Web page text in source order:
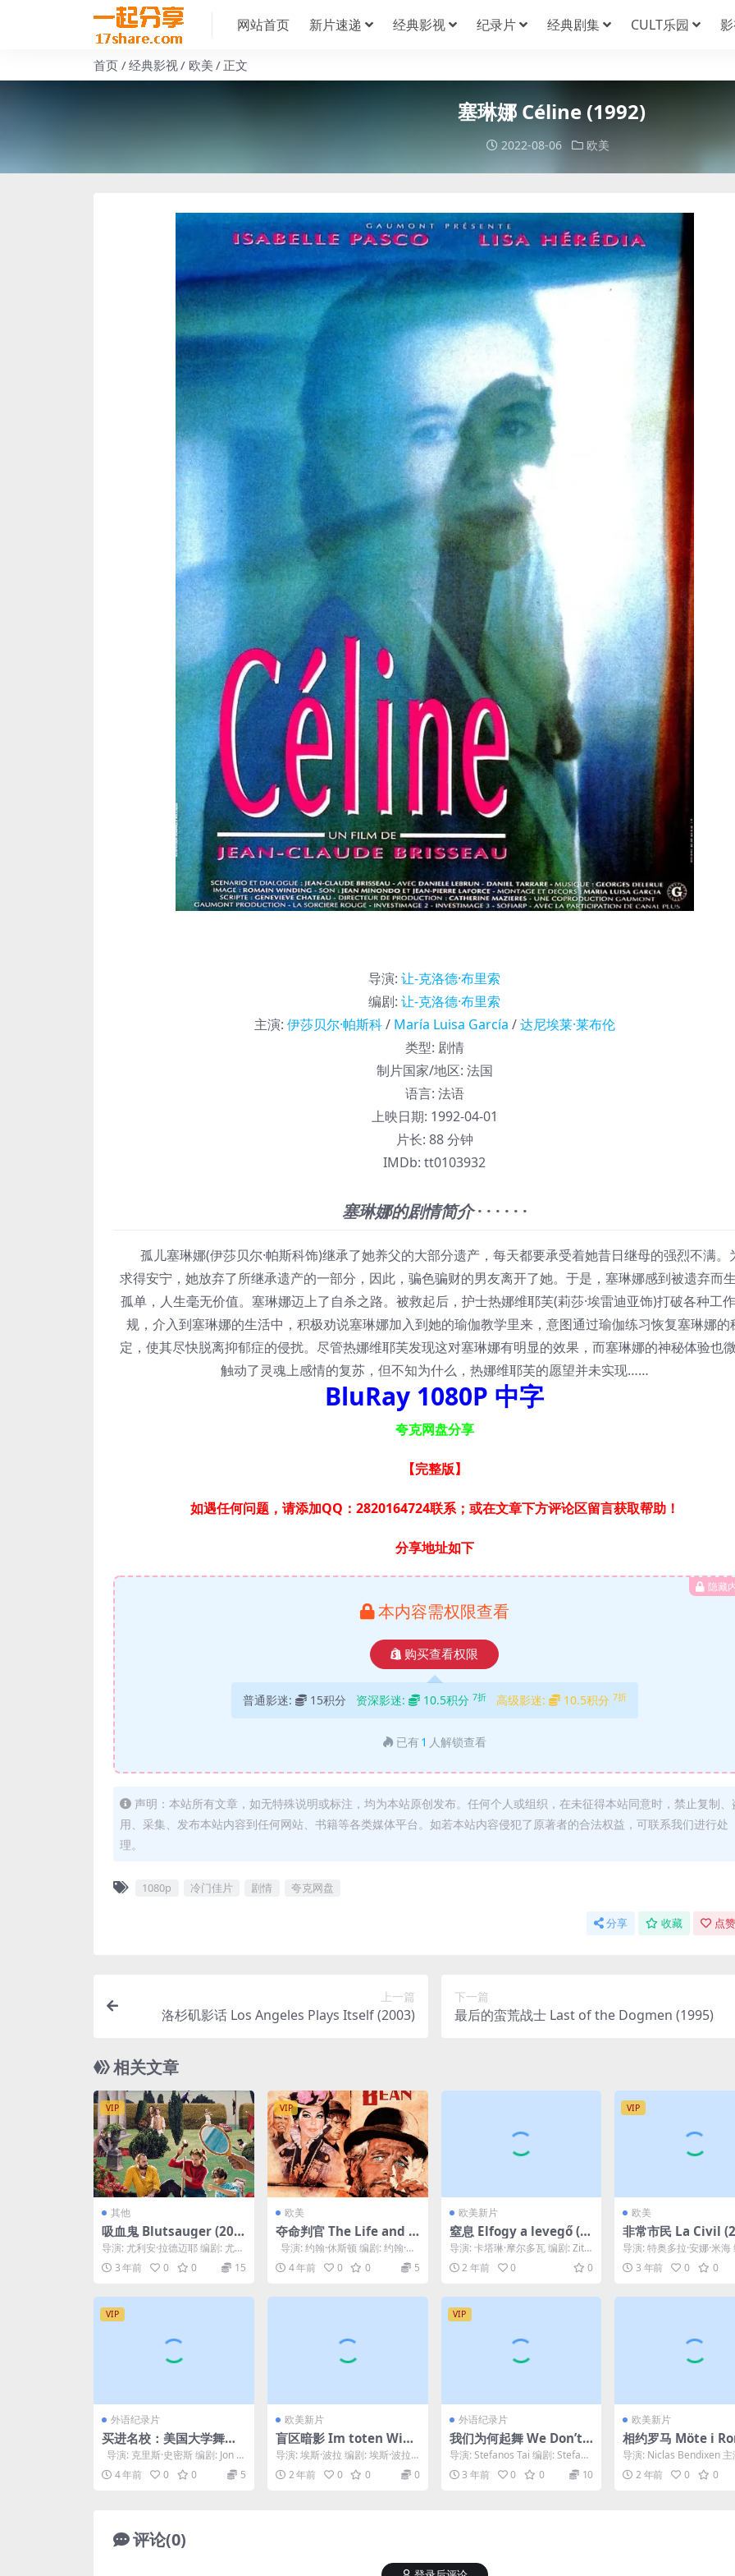
网站首页 新片速递 经典影视 纪录片 经典剧集 CULT乐园
首页 经典影视 欧美 正文
塞琳娜 Céline (1992)
2022-08-06 欧美
导演: 让-克洛德·布里索
编剧: 让-克洛德·布里索
主演: 伊莎贝尔·帕斯科/ María Luisa García /达尼埃莱·莱布伦
类型: 剧情
制片国家/地区: 法国
语言: 法语
上映日期: 1992-04-01
片长: 88 分钟
IMDb: tt0103932
塞琳娜的剧情简介· · · · · ·
孤儿塞琳娜(伊莎贝尔·帕斯科饰)继承了她养父的大部分遗产，每天都要承受着她昔日继母的强烈不满。
求得安宁，她放弃了所继承遗产的一部分，因此，骗色骗财的男友离开了她。于是，塞琳娜感到被遗弃而
孤单，人生毫无价值。塞琳娜迈上了自杀之路。被救起后，护士热娜维耶芙(莉莎·埃雷迪亚饰)打破各种工
规，介入到塞琳娜的生活中，积极劝说塞琳娜加入到她的瑜伽教学里来，意图通过瑜伽练习恢复塞琳娜的
定，使其尽快脱离抑郁症的侵扰。尽管热娜维耶芙发现这对塞琳娜有明显的效果，而塞琳娜的神秘体验也
触动了灵魂上感情的复苏，但不知为什么，热娜维耶芙的愿望并未实现……
BluRay 1080P 中字
夸克网盘分享
【完整版】
如遇任何问题，请添加QQ：2820164724联系；或在文章下方评论区留言获取帮助！
分享地址如下
隐藏
本内容需权限查看
购买查看权限
普通影迷: 15积分 资深影迷: 10.5积分 7折 高级影迷: 10.5积分 7折
已有 1 人解锁查看
声明：本站所有文章，如无特殊说明或标注，均为本站原创发布。任何个人或组织，在未征得本站同意时，禁止复制、
用、采集、发布本站内容到任何网站、书籍等各类媒体平台。如若本站内容侵犯了原著者的合法权益，可联系我们进行处
理。
1080p 冷门佳片 剧情 夸克网盘
分享 收藏 点
上一篇
洛杉矶影话 Los Angeles Plays Itself (2003)
下一篇
最后的蛮荒战士 Last of the Dogmen (1995)
相关文章
VIP
其他
吸血鬼 Blutsauger (202
1)
导演: 尤利安·拉德迈耶 编剧: 尤利
安·拉德迈耶 主演: 亚历山大·科贝
里泽 ...
3 年前 0 0 15
VIP
欧美
夺命判官 The Life and T
imes of Judge Roy Bea
n (1972)
导演: 约翰·休斯顿 编剧: 约翰·米
利厄斯 主演: 保罗·纽曼 ...
4 年前 0 0 5
欧美新片
窒息 Elfogy a levegő (2
023)
导演: 卡塔琳·摩尔多瓦 编剧: Zita
Palóczi / 卡塔琳·摩尔多瓦...
2 年前 0 0
VIP
欧美
非常市民 La Civil
导演: 特奥多拉·安娜·米
abacuc Antonio De Ro...
3 年前 0 0
VIP
外语纪录片
买进名校：美国大学舞弊
风暴 Operation Varsity
Blues: The College Ad
missions Scandal (202
导演: 克里斯·史密斯 编剧: Jon K
armen 主演: Sa...
4 年前 0 0 5
欧美新片
盲区暗影 Im toten Wink
el (2023)
导演: 埃斯·波拉 编剧: 埃斯·波拉
主演: Katja Bürkle / A...
2 年前 0 0 0
VIP
外语纪录片
我们为何起舞 We Don’t
Dance for Nothing (20
22)
导演: Stefanos Tai 编剧: Stefano
s Tai 类型: 纪录...
3 年前 0 0 10
欧美新片
相约罗马 Möte i
024)
导演: Niclas Bendixen 主
笛·约根森 / 克里斯蒂安·
2 年前 0 0
评论(0)